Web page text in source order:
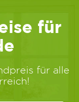
für
für alle